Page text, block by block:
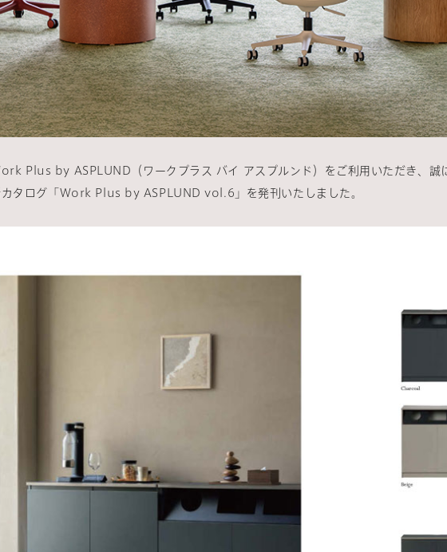
Plus by ASPLUND（ワークプラス バイ アスプルンド）をご利用いただき、誠
カタログ「Work Plus by ASPLUND vol.6」を発刊いたしました。